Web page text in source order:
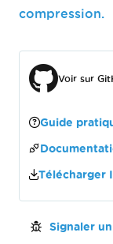
compression.
Voir sur
Guide
Télécharger
Signaler